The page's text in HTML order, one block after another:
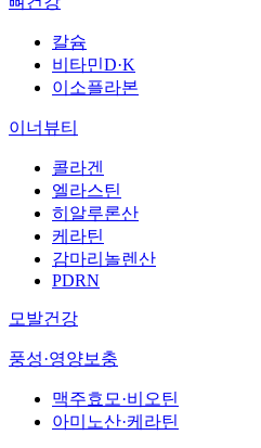
칼슘
비타민D·K
이소플라본
이너뷰티
콜라겐
엘라스틴
히알루론산
케라틴
감마리놀렌산
PDRN
모발건강
풍성·영양보충
맥주효모·비오틴
아미노산·케라틴